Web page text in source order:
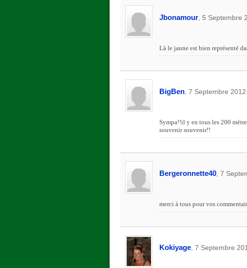
Jbonamour, 5 Septembre
Là le jaune est bien représenté
BigBen, 7 Septembre
Sympa!!il y en tous les 200
souvenir souvenir!!
Bergeronnette40, 7
merci à tous pour vos
Kokiyage, 7 Septembre